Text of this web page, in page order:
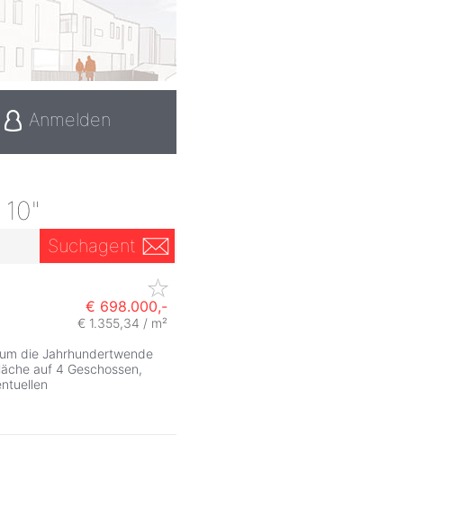
Anmelden
Suchagent
€ 698.000,-
€ 1.355,34 / m²
die Jahrhundertwende
auf 4 Geschossen,